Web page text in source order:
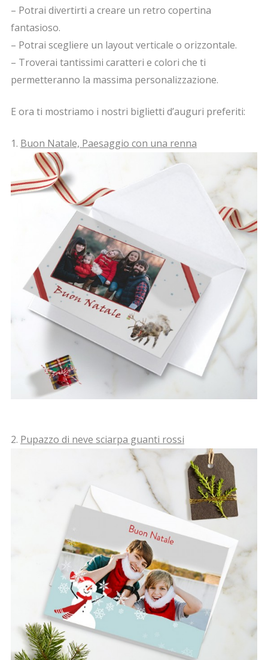
– Potrai divertirti a creare un retro copertina
fantasioso.
– Potrai scegliere un layout verticale o orizzontale.
– Troverai tantissimi caratteri e colori che ti
permetteranno la massima personalizzazione.
E ora ti mostriamo i nostri biglietti d’auguri preferiti:
1. Buon Natale, Paesaggio con una renna
2. Pupazzo di neve sciarpa guanti rossi